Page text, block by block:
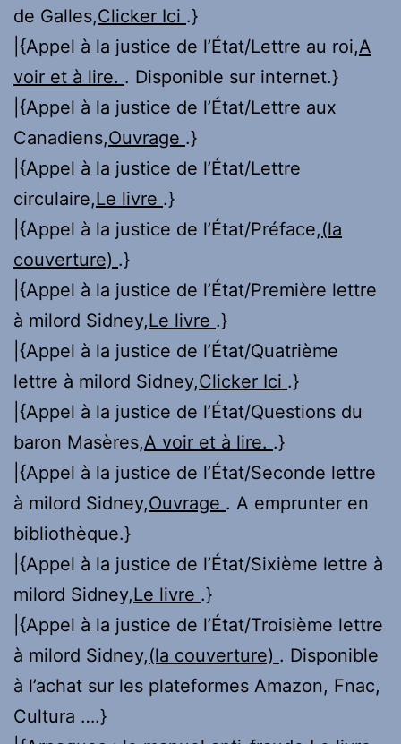
de Galles,Clicker Ici .}
|{Appel à la justice de l’État/Lettre au roi,A
voir et à lire. . Disponible sur internet.}
|{Appel à la justice de l’État/Lettre aux
Canadiens,Ouvrage .}
|{Appel à la justice de l’État/Lettre
circulaire,Le livre .}
|{Appel à la justice de l’État/Préface,(la
couverture) .}
|{Appel à la justice de l’État/Première lettre
à milord Sidney,Le livre .}
|{Appel à la justice de l’État/Quatrième
lettre à milord Sidney,Clicker Ici .}
|{Appel à la justice de l’État/Questions du
baron Masères,A voir et à lire. .}
|{Appel à la justice de l’État/Seconde lettre
à milord Sidney,Ouvrage . A emprunter en
bibliothèque.}
|{Appel à la justice de l’État/Sixième lettre à
milord Sidney,Le livre .}
|{Appel à la justice de l’État/Troisième lettre
à milord Sidney,(la couverture) . Disponible
à l’achat sur les plateformes Amazon, Fnac,
Cultura ….}